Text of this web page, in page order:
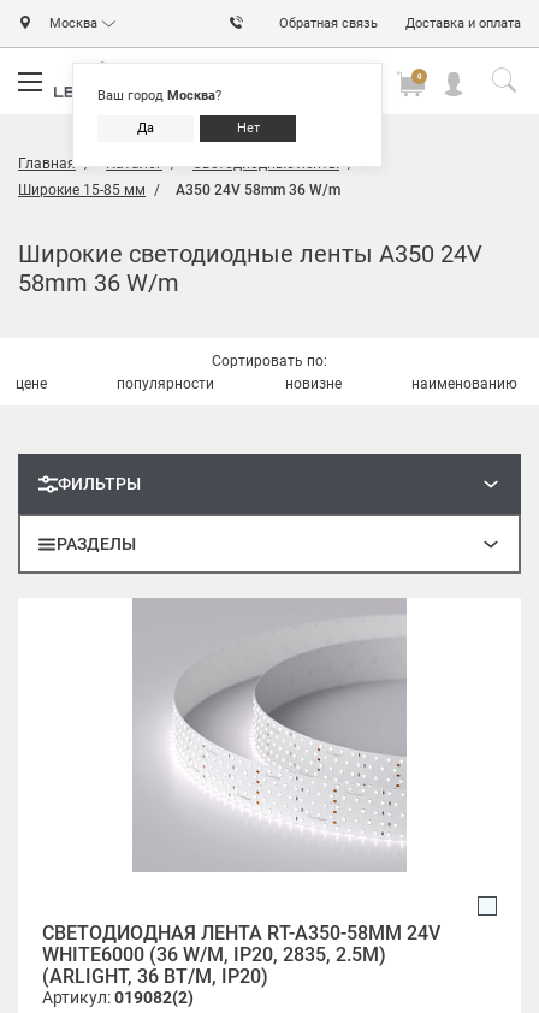
Москва
Ваш город Москва?
Да Нет
Обратная связь Доставка и оплата
0
Главная Каталог
Светодиодные ленты
Широкие 15-85 мм
A350 24V 58mm 36 W/m
Широкие светодиодные ленты A350 24V
58mm 36 W/m
РАЗДЕЛЫ
ФИЛЬТРЫ
Сортировать по:
цене
популярности новизне наименованию
СВЕТОДИОДНАЯ ЛЕНТА RT-A350-58MM 24V
WHITE6000 (36 W/M, IP20, 2835, 2.5M)
(ARLIGHT, 36 ВТ/М, IP20)
Артикул:019082(2)